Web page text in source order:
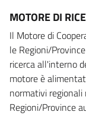
MOTORE DI
Il Motore di
le Regioni/
ricerca all'interno
motore è
normativi regionali
Regioni/Province